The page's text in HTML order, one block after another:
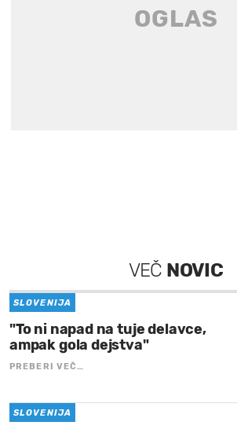
VEČ NOVIC
SLOVENIJA
"To ni napad na tuje delavce,
ampak gola dejstva"
PREBERI VEČ…
SLOVENIJA